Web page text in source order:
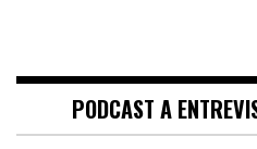
PODCAST A